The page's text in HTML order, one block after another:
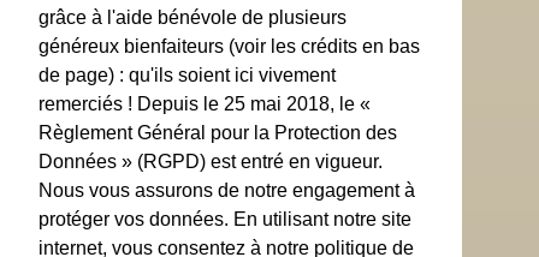
grâce à l'aide bénévole de plusieurs
généreux bienfaiteurs (voir les crédits en bas
de page) : qu'ils soient ici vivement
remerciés ! Depuis le 25 mai 2018, le «
Règlement Général pour la Protection des
Données » (RGPD) est entré en vigueur.
Nous vous assurons de notre engagement à
protéger vos données. En utilisant notre site
internet, vous consentez à notre politique de